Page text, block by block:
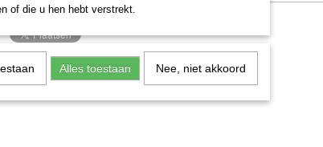
of die u hen hebt verstrekt.
Alles toestaan Nee, niet akkoord